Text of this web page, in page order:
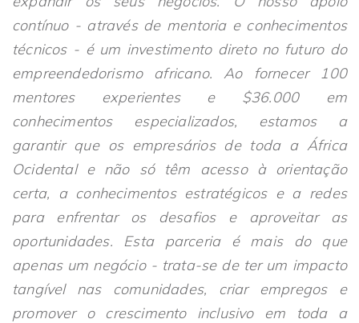
contínuo - através de mentoria e conhecimentos
técnicos - é um investimento direto no futuro do
empreendedorismo africano. Ao fornecer 100
mentores experientes e $36.000 em
conhecimentos especializados, estamos a
garantir que os empresários de toda a África
Ocidental e não só têm acesso à orientação
certa, a conhecimentos estratégicos e a redes
para enfrentar os desafios e aproveitar as
oportunidades. Esta parceria é mais do que
apenas um negócio - trata-se de ter um impacto
tangível nas comunidades, criar empregos e
promover o crescimento inclusivo em toda a